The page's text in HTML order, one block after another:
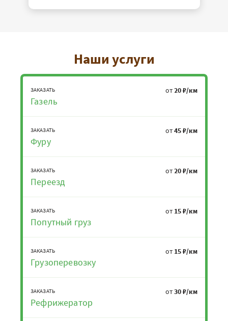
Наши услуги
ЗАКАЗАТЬ
Газель
от20 ₽/км
ЗАКАЗАТЬ
Фуру
от45 ₽/км
ЗАКАЗАТЬ
Переезд
от20 ₽/км
ЗАКАЗАТЬ
Попутный груз
от 15 ₽/км
ЗАКАЗАТЬ
Грузоперевозку
от 15 ₽/км
ЗАКАЗАТЬ
Рефрижератор
от30 ₽/км